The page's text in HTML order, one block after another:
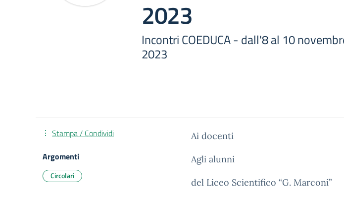
2023
Incontri COEDUCA - dall'8 al 10
2023
Ai docenti
Agli alunni
del Liceo Scientifico “G. Marconi”
Stampa / Condividi
Argomenti
Circolari